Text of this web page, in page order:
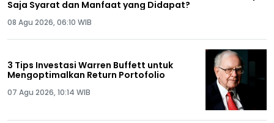
Saja Syarat dan Manfaat yang Didapat?
08 Agu 2026, 06:10 WIB
3 Tips Investasi Warren Buffett untuk
Mengoptimalkan Return Portofolio
07 Agu 2026, 10:14 WIB